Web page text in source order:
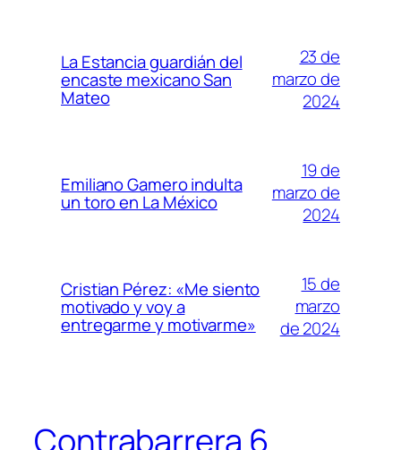
La Estancia guardián del
encaste mexicano San
Mateo
23 de
marzo de
2024
Emiliano Gamero indulta
un toro en La México
19 de
marzo de
2024
Cristian Pérez: «Me siento
motivado y voy a
entregarme y motivarme»
15 de
marzo
de 2024
Contrabarrera 6